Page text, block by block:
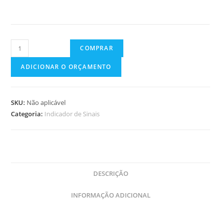
IS-
10
7/8
SINAIS
COMPRAR
ADICIONAR O ORÇAMENTO
SKU: Não aplicável
Categoria: Indicador de Sinais
DESCRIÇÃO
INFORMAÇÃO ADICIONAL